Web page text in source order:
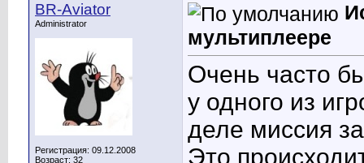
BR-Aviator
Administrator
Регистрация: 09.12.2008
Возраст: 32
мультиплеере
Очень часто
у одного из
деле миссия
Это